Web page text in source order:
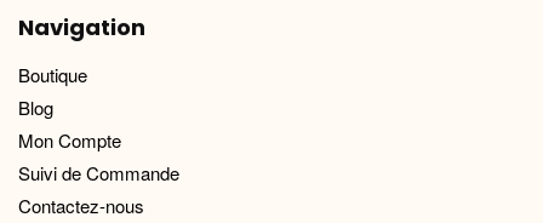
Navigation
Boutique
Blog
Mon Compte
Suivi de Commande
Contactez-nous